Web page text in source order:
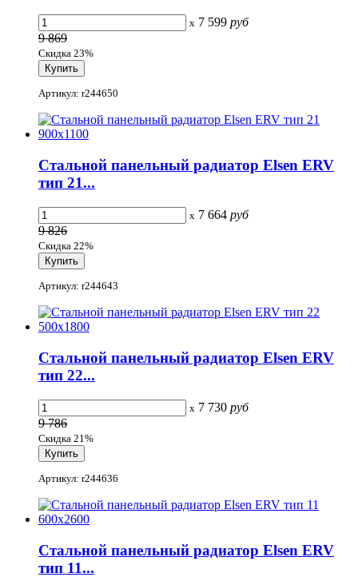
x 7 599 руб
9 869
Скидка 23%
Артикул: r244650
Стальной панельный радиатор Elsen ERV
тип 21...
x 7 664 руб
9 826
Скидка 22%
Артикул: r244643
Стальной панельный радиатор Elsen ERV
тип 22...
x 7 730 руб
9 786
Скидка 21%
Артикул: r244636
Стальной панельный радиатор Elsen ERV
тип 11...